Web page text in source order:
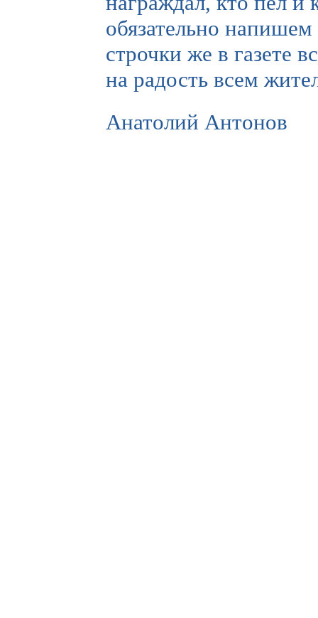
обязательно
строчки же в газете
на радость всем
Анатолий Антонов